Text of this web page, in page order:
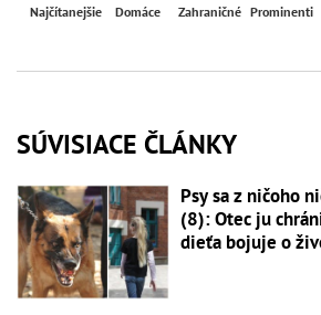
Najčítanejšie Domáce Zahraničné Prominenti
SÚVISIACE ČLÁNKY
Psy sa z ničoho
(8): Otec ju
dieťa bojuje o